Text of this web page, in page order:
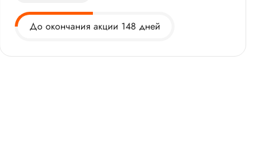
До окончания акции 148 дней